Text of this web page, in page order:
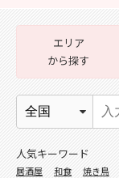
エリア
から探す
人気キーワード
居酒屋 和食 焼き鳥